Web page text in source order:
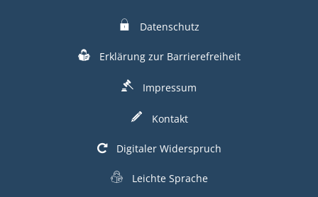
Datenschutz
Erklärung zur Barrierefreiheit
Impressum
Kontakt
Digitaler Widerspruch
Leichte Sprache